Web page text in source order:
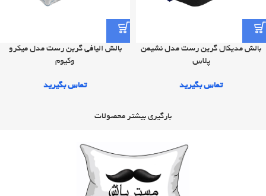
بالش مدیکال گرین رست مدل نشیمن
پلاس
تماس بگیرید
بالش الیافی گرین رست مدل میکرو
وکیوم
تماس بگیرید
بارگیری بیشتر محصولات